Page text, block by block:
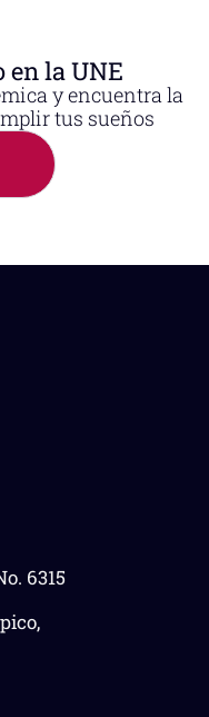
en la UNE
y encuentra la
tus sueños
6315